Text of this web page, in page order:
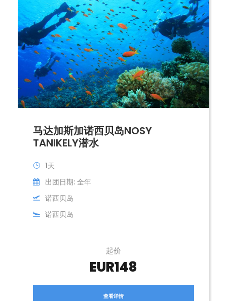
马达加斯加诺西贝岛NOSY
TANIKELY潜水
1天
出团日期: 全年
诺西贝岛
诺西贝岛
起价
EUR148
查看详情